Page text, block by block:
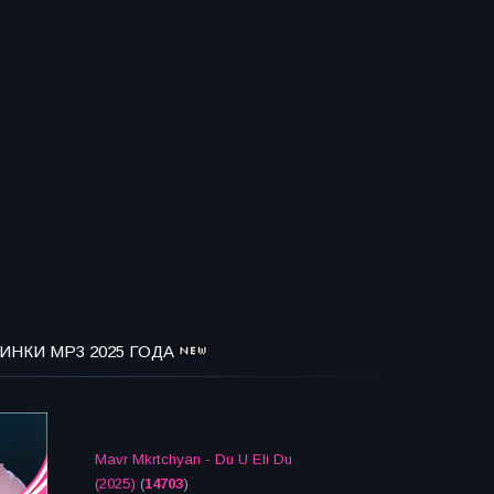
MP3 2025 ГОДА
Mavr Mkrtchyan - Du U Eli Du
(2025) (14703)